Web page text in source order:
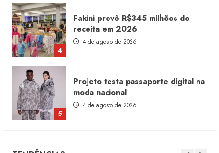
5
Projeto testa passaporte digital na
moda nacional
4 de agosto de 2026
1
Dia dos Pais reforça retomada da
moda no varejo
7 de agosto de 2026